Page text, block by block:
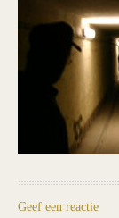
Geef een reactie